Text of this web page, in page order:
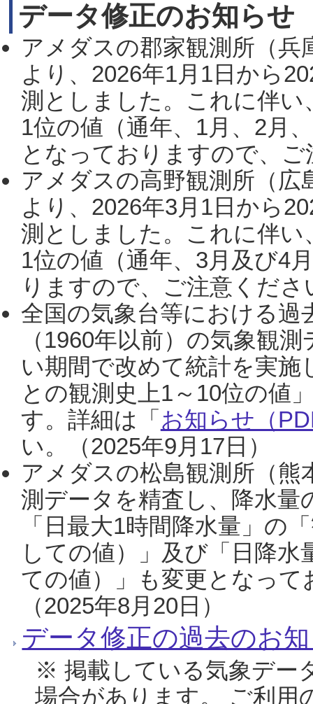
データ修正のお知らせ
アメダスの郡家観測所（
より、2026年1月1日から
測としました。これに伴い
1位の値（通年、1月、2月
となっておりますので、
アメダスの高野観測所（
より、2026年3月1日から
測としました。これに伴い
1位の値（通年、3月及び4
りますので、ご注意くだ
全国の気象台等における過
（1960年以前）の気象観
い期間で改めて統計を実
との観測史上1～10位の値
す。詳細は「 お知らせ（
い。（2025年9月17日）
アメダスの松島観測所（熊
測データを精査し、降水
「日最大1時間降水量」の
しての値）」及び「日降
ての値）」も変更となっ
（2025年8月20日）
データ修正の過去のお
※ 掲載している気象デー
場合があります。 ご利用